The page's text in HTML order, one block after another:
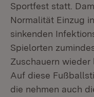
Sportfest statt.
Normalität Einzug
sinkenden
Spielorten
Zuschauern
Auf diese
die nehmen auch